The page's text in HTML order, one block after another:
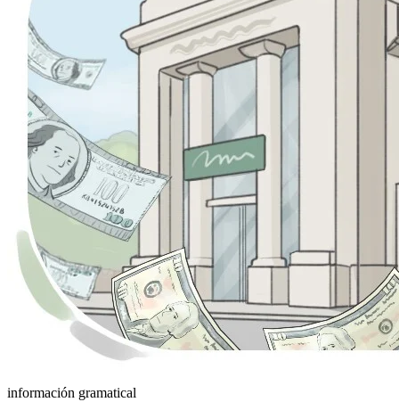
información gramatical